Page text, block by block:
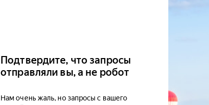
Подтвердите, что запросы
отправляли вы, а не робот
Нам очень жаль, но запросы с вашего